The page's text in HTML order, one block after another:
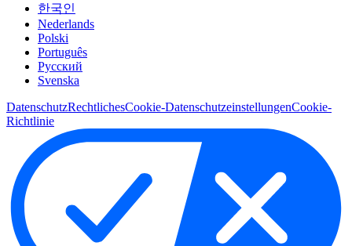
한국인
Nederlands
Polski
Português
Pусский
Svenska
DatenschutzRechtlichesCookie-DatenschutzeinstellungenCookie-
Richtlinie